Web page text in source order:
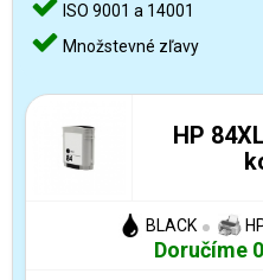
ISO 9001 a 14001
Množstevné zľavy
HP
BLACK
Doručíme